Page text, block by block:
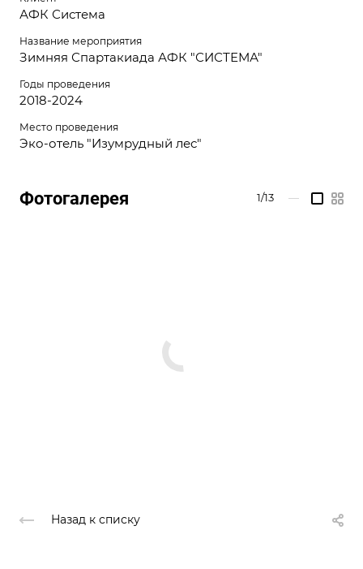
АФК Система
Название мероприятия
Зимняя Спартакиада АФК "СИСТЕМА"
Годы проведения
2018-2024
Место проведения
Эко-отель "Изумрудный лес"
Фотогалерея 1/13 —
Назад к списку